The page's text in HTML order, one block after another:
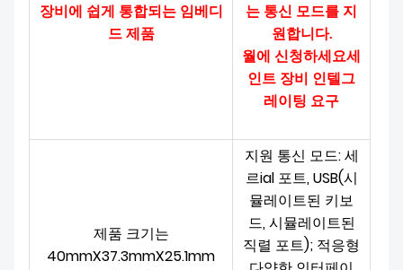
장비에 쉽게 통합되는 임베디
드 제품
는 통신 모드를 지
원합니다.
월에 신청하세요세
인트 장비 인텔그
레이팅 요구
제품 크기는
40mmX37.3mmX25.1mm
지원 통신 모드: 세
르ial 포트, USB(시
뮬레이트된 키보
드, 시뮬레이트된
직렬 포트); 적응형